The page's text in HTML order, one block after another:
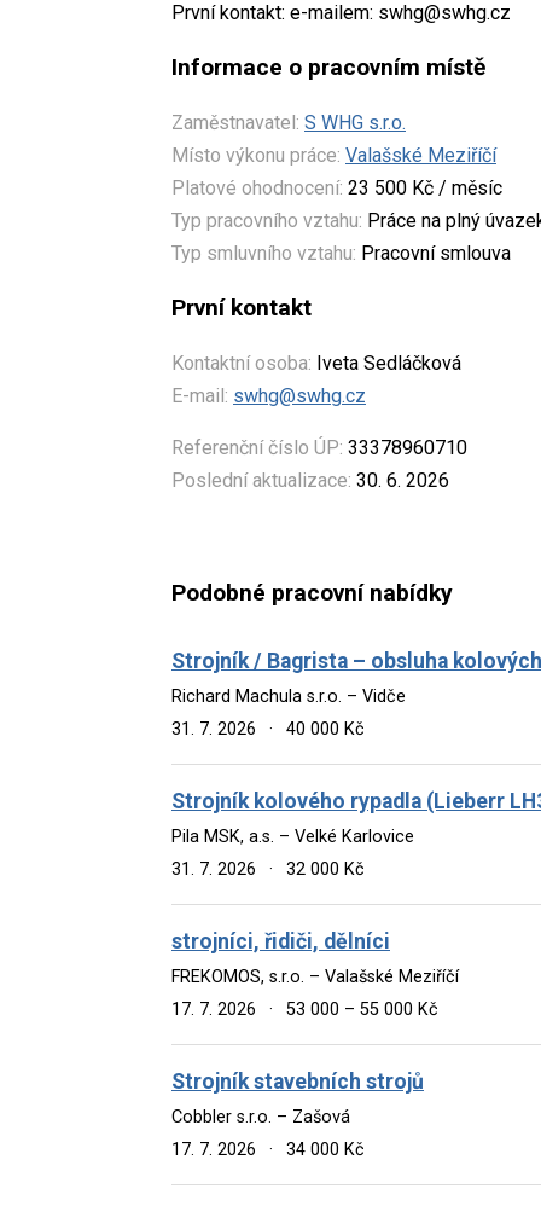
První kontakt: e-mailem: swhg@swhg.cz
Informace o pracovním místě
Zaměstnavatel: S WHG s.r.o.
Místo výkonu práce: Valašské Meziříčí
Platové ohodnocení: 23 500 Kč / měsíc
Typ pracovního vztahu: Práce na plný
Typ smluvního vztahu: Pracovní smlouva
První kontakt
Kontaktní osoba: Iveta Sedláčková
E-mail: swhg@swhg.cz
Referenční číslo ÚP: 33378960710
Poslední aktualizace: 30. 6. 2026
Podobné pracovní nabídky
Strojník / Bagrista – obsluha
Richard Machula s.r.o. – Vidče
31. 7. 2026
· 40 000 Kč
Strojník kolového rypadla (Lieberr
Pila MSK, a.s. – Velké Karlovice
31. 7. 2026
· 32 000 Kč
strojníci, řidiči, dělníci
FREKOMOS, s.r.o. – Valašské Meziříčí
17. 7. 2026
· 53 000 – 55 000 Kč
Strojník stavebních strojů
Cobbler s.r.o. – Zašová
17. 7. 2026
· 34 000 Kč